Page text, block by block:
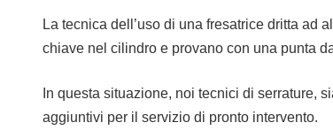
La tecnica dell’uso di una fresatrice dritta ad
chiave nel cilindro e provano con una punta
In questa situazione, noi tecnici di serrature,
aggiuntivi per il servizio di pronto intervento.